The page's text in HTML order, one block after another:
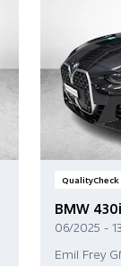
QualityCheck
BMW
06/2025 -
Emil Frey